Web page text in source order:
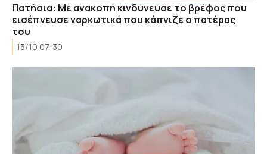
Πατήσια: Με ανακοπή κινδύνευσε το βρέφος που
εισέπνευσε ναρκωτικά που κάπνιζε ο πατέρας
του
13/10 07:30